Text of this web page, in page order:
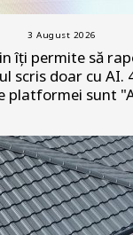
3 August 2026
îți permite să
scris doar cu AI.
platformei sunt